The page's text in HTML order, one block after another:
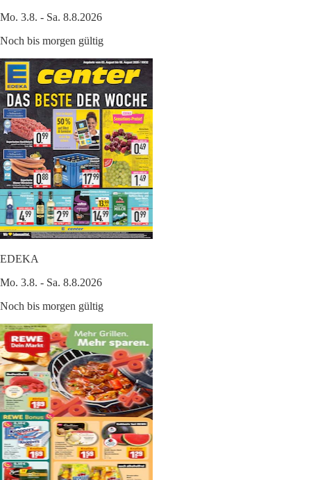
Mo. 3.8. - Sa. 8.8.2026
Noch bis morgen gültig
EDEKA
Mo. 3.8. - Sa. 8.8.2026
Noch bis morgen gültig